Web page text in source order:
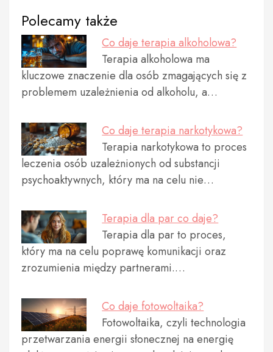
Polecamy także
Co daje terapia alkoholowa?
Terapia alkoholowa ma
kluczowe znaczenie dla osób zmagających się z
problemem uzależnienia od alkoholu, a…
Co daje terapia narkotykowa?
Terapia narkotykowa to proces
leczenia osób uzależnionych od substancji
psychoaktywnych, który ma na celu nie…
Terapia dla par co daje?
Terapia dla par to proces,
który ma na celu poprawę komunikacji oraz
zrozumienia między partnerami.…
Co daje fotowoltaika?
Fotowoltaika, czyli technologia
przetwarzania energii słonecznej na energię